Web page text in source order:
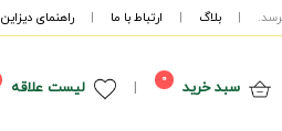
| بلاگ | ارتباط با ما | راهنمای دیزاین
سبد خرید 0
| لیست علاقه